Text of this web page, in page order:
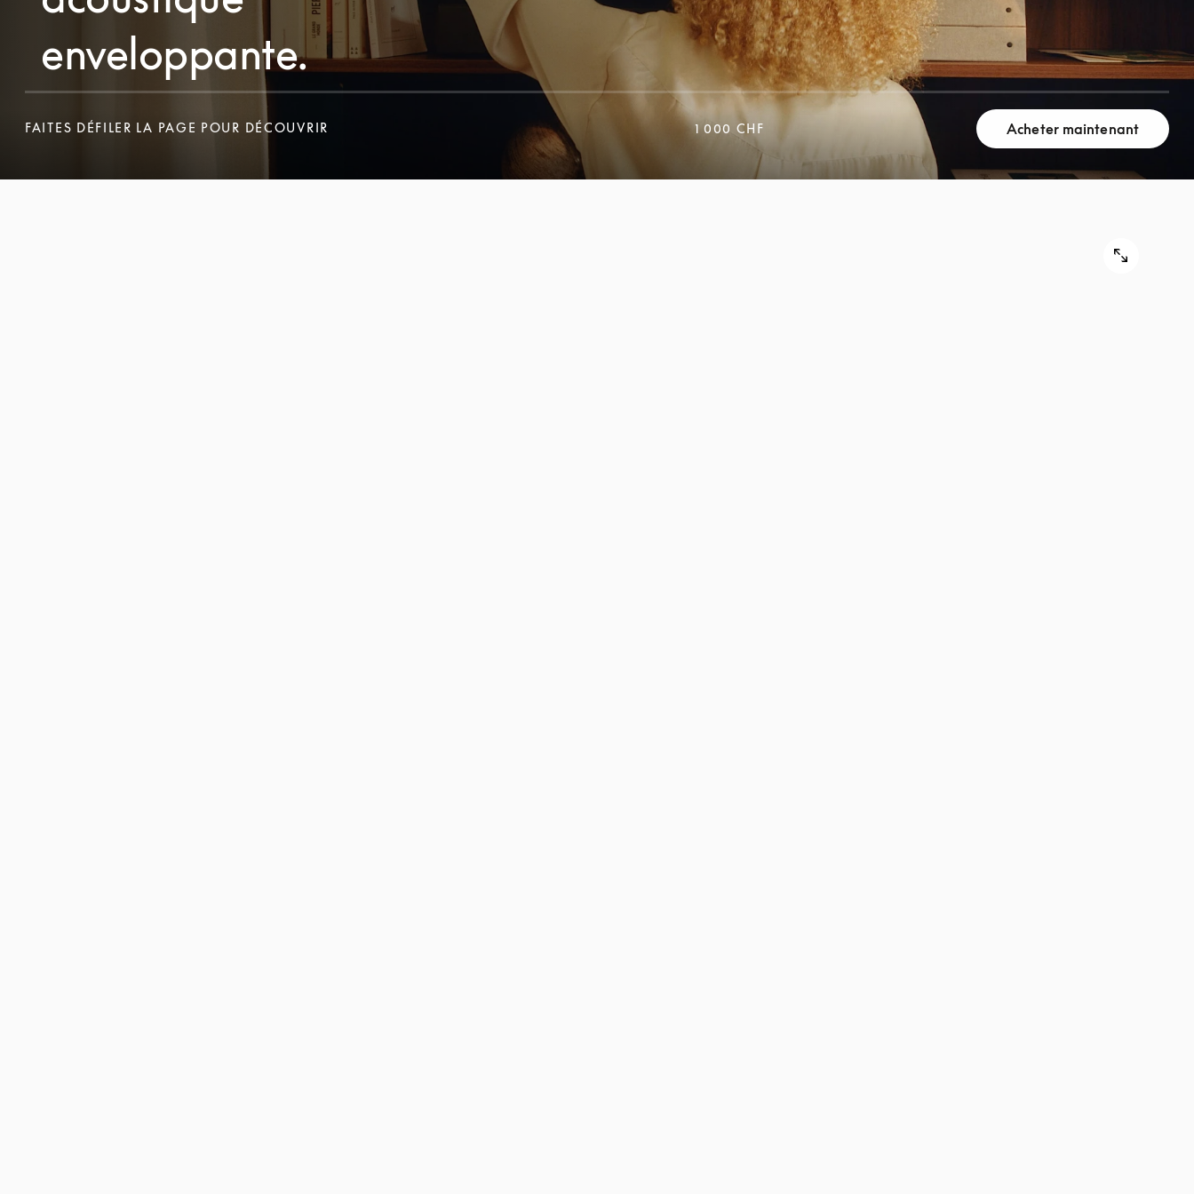
enveloppante.
FAITES DÉFILER LA PAGE POUR DÉCOUVRIR
1 000 CHF
Acheter maintenant